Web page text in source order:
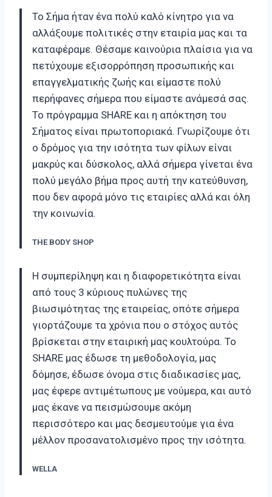
Το Σήμα ήταν ένα πολύ καλό κίνητρο για να
αλλάξουμε πολιτικές στην εταιρία μας και τα
καταφέραμε. Θέσαμε καινούρια πλαίσια για να
πετύχουμε εξισορρόπηση προσωπικής και
επαγγελματικής ζωής και είμαστε πολύ
περήφανες σήμερα που είμαστε ανάμεσά σας.
Το πρόγραμμα SHARE και η απόκτηση του
Σήματος είναι πρωτοποριακά. Γνωρίζουμε ότι
ο δρόμος για την ισότητα των φίλων είναι
μακρύς και δύσκολος, αλλά σήμερα γίνεται ένα
πολύ μεγάλο βήμα προς αυτή την κατεύθυνση,
που δεν αφορά μόνο τις εταιρίες αλλά και όλη
την κοινωνία.
THE BODY SHOP
Η συμπερίληψη και η διαφορετικότητα είναι
από τους 3 κύριους πυλώνες της
βιωσιμότητας της εταιρείας, οπότε σήμερα
γιορτάζουμε τα χρόνια που ο στόχος αυτός
βρίσκεται στην εταιρική μας κουλτούρα. Το
SHARE μας έδωσε τη μεθοδολογία, μας
δόμησε, έδωσε όνομα στις διαδικασίες μας,
μας έφερε αντιμέτωπους με νούμερα, και αυτό
μας έκανε να πεισμώσουμε ακόμη
περισσότερο και μας δεσμευτούμε για ένα
μέλλον προσανατολισμένο προς την ισότητα.
WELLA